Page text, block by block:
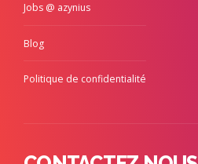
Jobs @ azynius
Blog
Politique de confidentialité